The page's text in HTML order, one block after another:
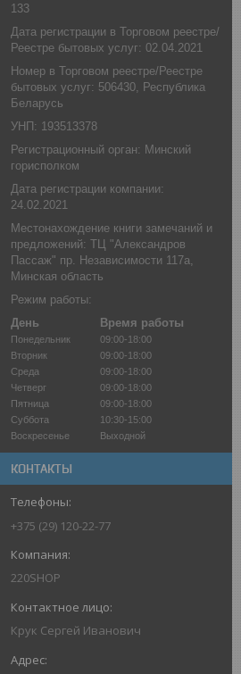
133
Дата регистрации в Торговом реестре/
Реестре бытовых услуг: 02.04.2021
Номер в Торговом реестре/Реестре
бытовых услуг: 506430, Республика
Беларусь
УНП: 193513378
Регистрационный орган: Минский
горисполком
Дата регистрации компании:
24.02.2021
Местонахождение книги замечаний и
предложений: ТЦ "Александров
Пассаж" пр. Независимости 117а,
Минская область
Режим работы:
День
Время работы
Понедельник
09:00-18:00
Вторник
09:00-18:00
Среда
09:00-18:00
Четверг
09:00-18:00
Пятница
09:00-18:00
Суббота
10:30-15:00
Воскресенье
Выходной
КОНТАКТЫ
+375 (29) 120-22-77
220SHOP
Крук Сергей Иванович